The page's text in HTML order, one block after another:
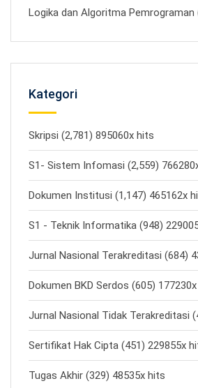
Logika dan Algoritma Pemrograman
Kategori
Skripsi (2,781) 895060x hits
S1- Sistem Infomasi (2,559)
Dokumen Institusi (1,147) 465162x
S1 - Teknik Informatika (948)
Jurnal Nasional Terakreditasi (684)
Dokumen BKD Serdos (605)
Jurnal Nasional Tidak Terakreditasi
Sertifikat Hak Cipta (451) 229855x
Tugas Akhir (329) 48535x hits